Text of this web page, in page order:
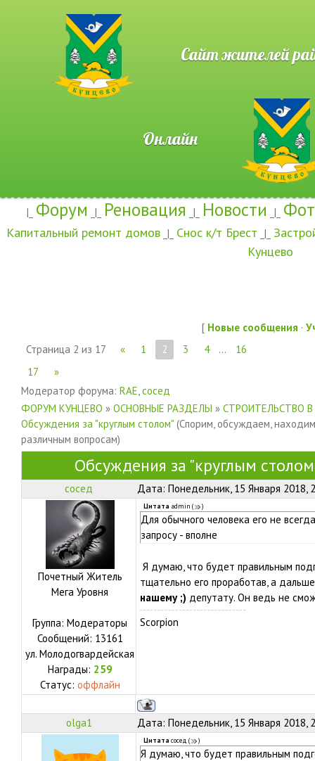
Сайт жителей
Онлайн
|_ Форум _|_ Реновация _|_ Новости _|_
Капитальный ремонт домов _|_ Снос к/т Брест _|_
Кунцево
[ Новые сообщения ·
Страница 2 из 17 « 1 2 3 4 …
16
17
»
Модератор форума: RAE,сосед
ФОРУМ КУНЦЕВО » ОСНОВНЫЕ РАЗДЕЛЫ » СТРОИТЕЛЬСТВО
Обсуждения за "круглым столом" (Спорим, обсуждаем,
различным вопросам)
Обсуждения за "круглым
сосед Дата: Понедельник, 15 Января 2018,
Почетный Житель
Мега Уровня
Группа: Модераторы
Сообщений: 13161
ул. Молодогвардейская
Награды: 259
Статус: оффлайн
Цитата admin ( )
Для обычного человека его не
запросу - вполне
Я думаю, что будет правильным
тщательно его проработав, а
нашему ;) депутату. Он ведь не
Scorpion
olga1 Дата: Понедельник, 15 Января 2018,
Цитата сосед ( )
Я думаю, что будет правильным